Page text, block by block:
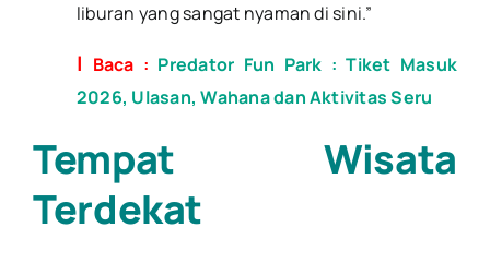
liburan yang sangat nyaman di sini.”
| Baca : Predator Fun Park : Tiket Masuk
2026, Ulasan, Wahana dan Aktivitas Seru
Tempat Wisata
Terdekat